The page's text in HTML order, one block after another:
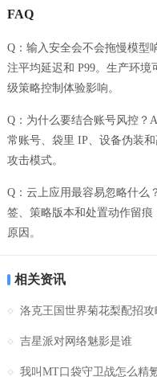
FAQ
Q：输入安全会不会拖慢模型
注平均延迟和 P99。生产环
级策略控制体验影响。
Q：为什么要结合账号风控？
常账号、袋里 IP、设备伪装
攻击模式。
Q：云上应用最容易忽略什么
签、策略版本和处置动作留
原因。
相关资讯
洛克王国世界菊花梨配招
吉星派对网络魅影是谁
我叫MT口袋守卫战怎么精